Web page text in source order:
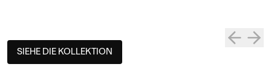
SIEHE DIE KOLLEKTION